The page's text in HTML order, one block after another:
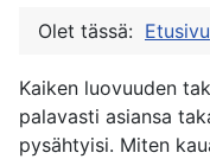
Olet tässä: Etusivu
Kaiken luovuuden
palavasti asiansa
pysähtyisi. Miten